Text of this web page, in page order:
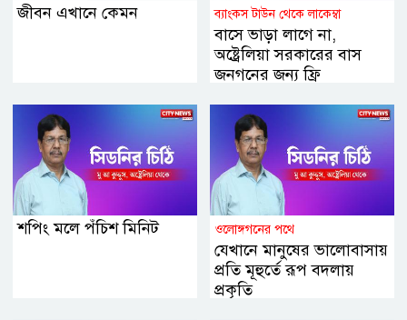
জীবন এখানে কেমন ব্যাংকস টাউন থেকে লাকেম্বা
বাসে ভাড়া লাগে না,
অষ্ট্রেলিয়া সরকারের বাস
জনগনের জন্য ফ্রি
শপিং মলে পঁচিশ মিনিট ওলোঙ্গগনের পথে
যেখানে মানুষের ভালোবাসায়
প্রতি মূহুর্তে রূপ বদলায়
প্রকৃতি